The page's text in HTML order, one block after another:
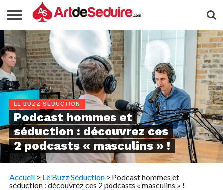
LE BUZZ SÉDUCTION
Podcast hommes et
séduction : découvrez ces
2 podcasts « masculins » !
Accueil> Le Buzz Séduction> Podcast hommes et
séduction : découvrez ces 2 podcasts « masculins » !